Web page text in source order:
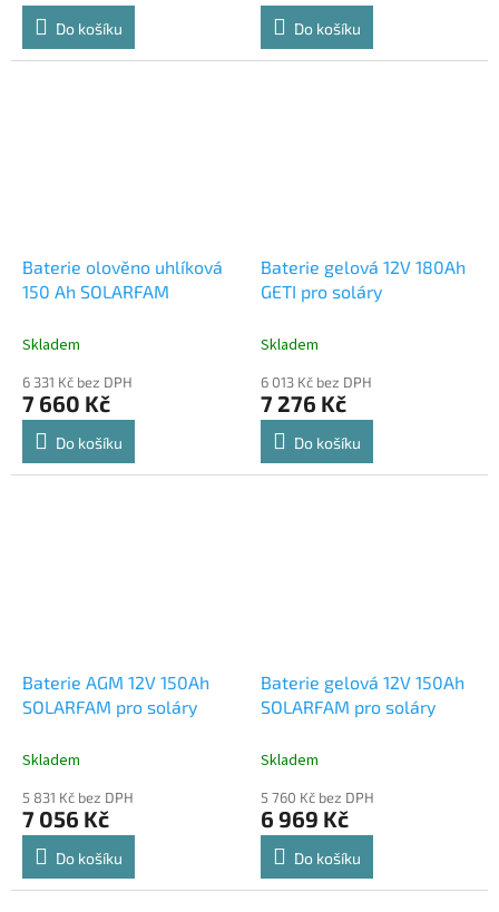
Do košíku Do košíku
Baterie olověno uhlíková
150 Ah SOLARFAM
Skladem
6 331 Kč bez DPH
7 660 Kč
Do košíku
Baterie gelová 12V 180Ah
GETI pro soláry
Skladem
6 013 Kč bez DPH
7 276 Kč
Do košíku
Baterie AGM 12V 150Ah
SOLARFAM pro soláry
Skladem
5 831 Kč bez DPH
7 056 Kč
Do košíku
Baterie gelová 12V 150Ah
SOLARFAM pro soláry
Skladem
5 760 Kč bez DPH
6 969 Kč
Do košíku